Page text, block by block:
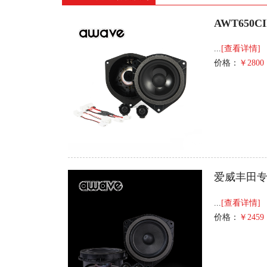
... [查看详情]
价格： ￥2800
爱威丰田
... [查看详情]
价格： ￥2459